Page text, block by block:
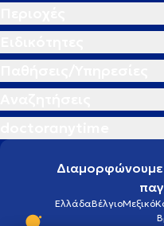
Διαμορφώνουμε
ΕλλάδαΒέλγιοΜεξικό